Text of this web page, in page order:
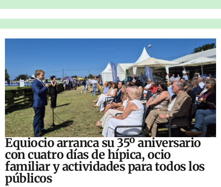
Equiocio arranca su 35º aniversario
con cuatro días de hípica, ocio
familiar y actividades para todos los
públicos